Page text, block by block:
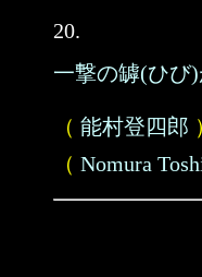
20.
一撃の罅(ひび
（ 能村登四郎
（ Nomura